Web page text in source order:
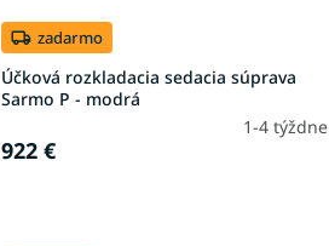
zadarmo
Účková rozkladacia sedacia súprava
Sarmo P - modrá
1-4 týždne
922 €